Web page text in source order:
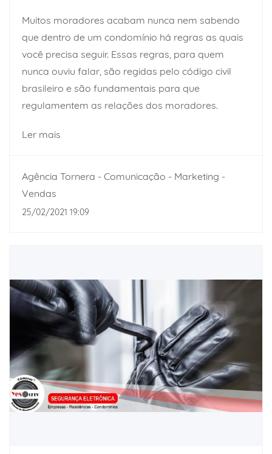
Muitos moradores acabam nunca nem sabendo
que dentro de um condomínio há regras as quais
você precisa seguir. Essas regras, para quem
nunca ouviu falar, são regidas pelo código civil
brasileiro e são fundamentais para que
regulamentem as relações dos moradores.
Ler mais
Agência Tornera - Comunicação - Marketing -
Vendas
25/02/2021 19:09